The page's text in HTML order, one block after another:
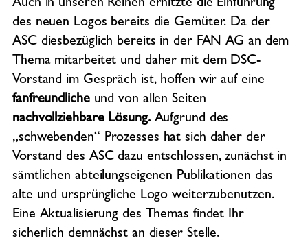
Auch in unseren Reihen erhitzte die Einführung
des neuen Logos bereits die Gemüter. Da der
ASC diesbezüglich bereits in der FAN AG an dem
Thema mitarbeitet und daher mit dem DSC-
Vorstand im Gespräch ist, hoffen wir auf eine
fanfreundliche und von allen Seiten
nachvollziehbare Lösung.Aufgrund des
„schwebenden“ Prozesses hat sich daher der
Vorstand des ASC dazu entschlossen, zunächst in
sämtlichen abteilungseigenen Publikationen das
alte und ursprüngliche Logo weiterzubenutzen.
Eine Aktualisierung des Themas findet Ihr
sicherlich demnächst an dieser Stelle.